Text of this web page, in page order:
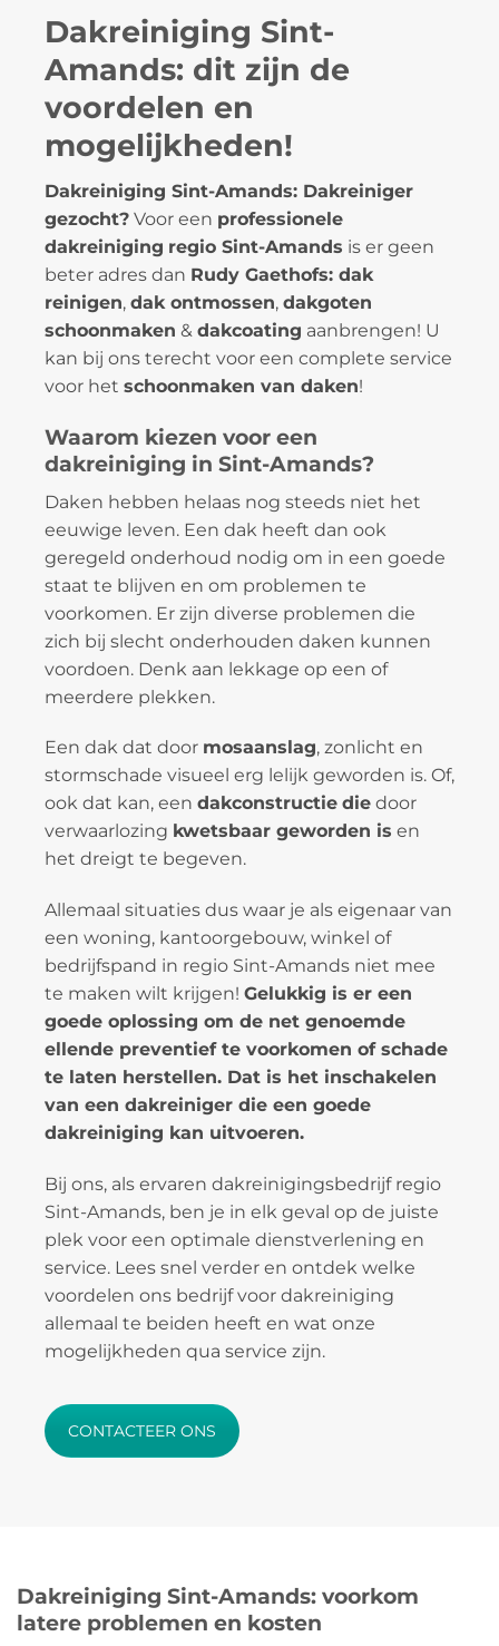
Dakreiniging Sint-
Amands: dit zijn de
voordelen en
mogelijkheden!
Dakreiniging Sint-Amands: Dakreiniger
gezocht? Voor een professionele
dakreiniging regio Sint-Amands is er geen
beter adres dan Rudy Gaethofs: dak
reinigen, dak ontmossen, dakgoten
schoonmaken & dakcoating aanbrengen! U
kan bij ons terecht voor een complete service
voor het schoonmaken van daken!
Waarom kiezen voor een
dakreiniging in Sint-Amands?
Daken hebben helaas nog steeds niet het
eeuwige leven. Een dak heeft dan ook
geregeld onderhoud nodig om in een goede
staat te blijven en om problemen te
voorkomen. Er zijn diverse problemen die
zich bij slecht onderhouden daken kunnen
voordoen. Denk aan lekkage op een of
meerdere plekken.
Een dak dat door mosaanslag, zonlicht en
stormschade visueel erg lelijk geworden is. Of,
ook dat kan, een dakconstructie die door
verwaarlozing kwetsbaar geworden is en
het dreigt te begeven.
Allemaal situaties dus waar je als eigenaar van
een woning, kantoorgebouw, winkel of
bedrijfspand in regio Sint-Amands niet mee
te maken wilt krijgen! Gelukkig is er een
goede oplossing om de net genoemde
ellende preventief te voorkomen of schade
te laten herstellen. Dat is het inschakelen
van een dakreiniger die een goede
dakreiniging kan uitvoeren.
Bij ons, als ervaren dakreinigingsbedrijf regio
Sint-Amands, ben je in elk geval op de juiste
plek voor een optimale dienstverlening en
service. Lees snel verder en ontdek welke
voordelen ons bedrijf voor dakreiniging
allemaal te beiden heeft en wat onze
mogelijkheden qua service zijn.
CONTACTEER ONS
Dakreiniging Sint-Amands: voorkom
latere problemen en kosten